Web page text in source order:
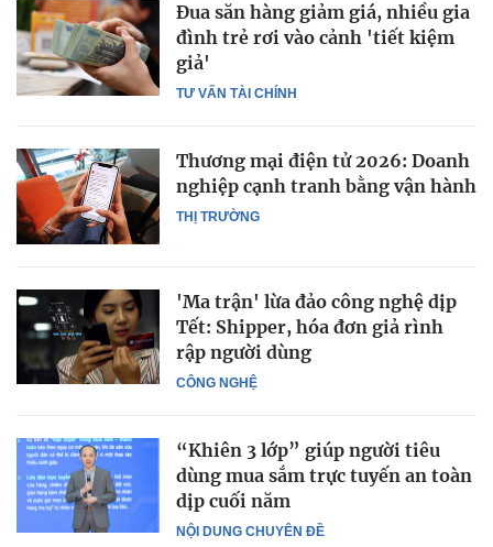
TƯ VẤN TÀI CHÍNH
Đua săn hàng giảm giá, nhiều gia
đình trẻ rơi vào cảnh 'tiết kiệm
giả'
THỊ TRƯỜNG
Thương mại điện tử 2026: Doanh
nghiệp cạnh tranh bằng vận hành
CÔNG NGHỆ
'Ma trận' lừa đảo công nghệ dịp
Tết: Shipper, hóa đơn giả rình
rập người dùng
NỘI DUNG CHUYÊN ĐỀ
“Khiên 3 lớp” giúp người tiêu
dùng mua sắm trực tuyến an toàn
dịp cuối năm